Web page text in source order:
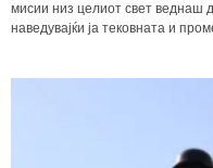
мисии низ целиот свет веднаш
наведувајќи ја тековната и